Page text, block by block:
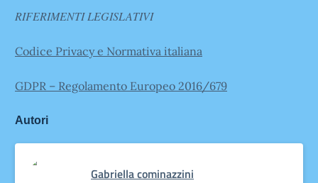
RIFERIMENTI LEGISLATIVI
Codice Privacy e Normativa italiana
GDPR – Regolamento Europeo 2016/679
Autori
Gabriella cominazzini